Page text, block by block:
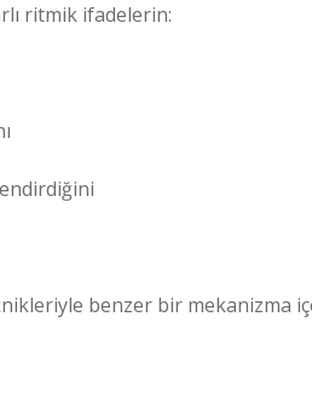
ritmik ifadelerin:
benzer bir mekanizma